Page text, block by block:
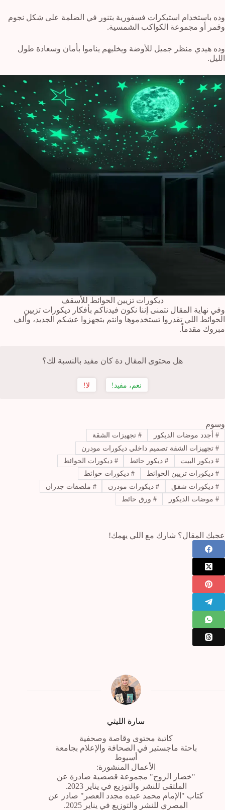
وده باستخدام استيكرات فسفورية بتنور في الضلمة على شكل نجوم
وقمر أو مجموعة الكواكب الشمسية.
وده هيدي منظر جميل للأوضة ويخليهم يناموا بأمان وسعادة طول
الليل.
ديكورات تزيين الحوائط للأسقف
وفي نهاية المقال نتمنى إننا نكون فيدناكم بأفكار ديكورات تزيين
الحوائط اللي تقدروا تستخدموها وانتم بتجهزوا عشكم الجديد، وألف
مبروك مقدماً.
هل محتوى المقال دة كان مفيد بالنسبة لك؟
نعم، مفيد! لا!
وسوم
#أجدد موضات الديكور #تجهيزات الشقة
#تجهيزات الشقة تصميم داخلي ديكورات مودرن
#ديكور البيت #ديكور حائط # ديكورات الحوائط
#ديكورات تزيين الحوائط #ديكورات حوائط
#ديكورات شقق #ديكورات مودرن # ملصقات جدران
#موضات الديكور #ورق حائط
عجبك المقال؟ شارك مع اللي يهمك!
سارة الليثي
كاتبة محتوى وقاصة وصحفية
باحثة ماجستير في الصحافة والإعلام بجامعة
أسيوط
الأعمال المنشورة:
"خضار الروح" مجموعة قصصية صادرة عن
الملتقى للنشر والتوزيع في يناير 2023.
كتاب "الإمام محمد عبده مجدد العصر" صادر عن
المصري للنشر والتوزيع في يناير 2025.